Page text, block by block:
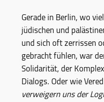
Gerade in Berlin, wo
jüdischen und
und sich oft zerrissen
gebracht fühlen, war
Solidarität, der
Dialogs. Oder wie
verweigern uns der